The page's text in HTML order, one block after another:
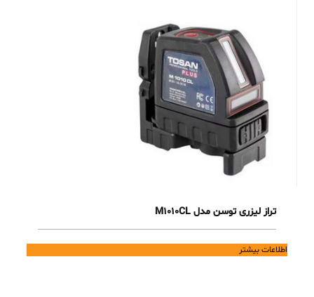
تراز لیزری توسن مدل M1010CL
اطلاعات بیشتر